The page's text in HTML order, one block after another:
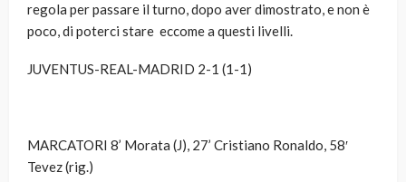
regola per passare il turno, dopo aver dimostrato, e non è
poco, di poterci stare eccome a questi livelli.
JUVENTUS-REAL-MADRID 2-1 (1-1)
MARCATORI 8’ Morata (J), 27’ Cristiano Ronaldo, 58′
Tevez (rig.)